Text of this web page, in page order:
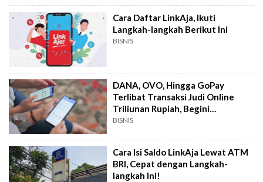
Cara Daftar LinkAja, Ikuti
Langkah-langkah Berikut Ini
BISNIS
DANA, OVO, Hingga GoPay
Terlibat Transaksi Judi Online
Triliunan Rupiah, Begini
Modusnya
BISNIS
Cara Isi Saldo LinkAja Lewat ATM
BRI, Cepat dengan Langkah-
langkah Ini!